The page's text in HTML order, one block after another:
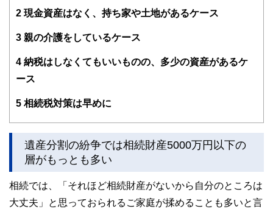
2 現金資産はなく、持ち家や土地があるケース
3 親の介護をしているケース
4 納税はしなくてもいいものの、多少の資産があるケ
ース
5 相続税対策は早めに
遺産分割の紛争では相続財産5000万円以下の
層がもっとも多い
相続では、「それほど相続財産がないから自分のところは
大丈夫」と思っておられるご家庭が揉めることも多いと言